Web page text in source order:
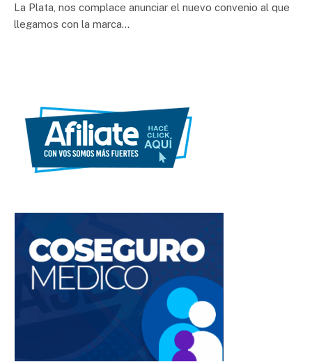
La Plata, nos complace anunciar el nuevo convenio al que
llegamos con la marca…